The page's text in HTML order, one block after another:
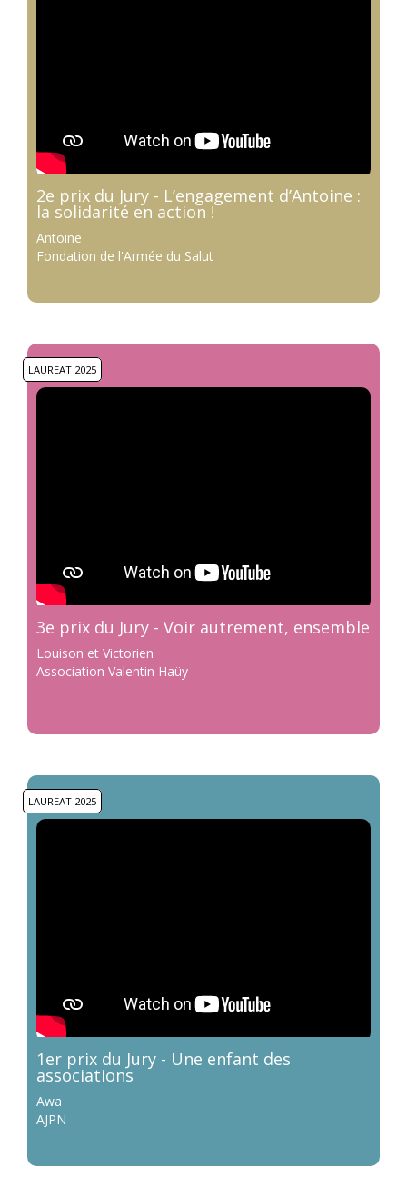
2e prix du Jury - L’engagement d’Antoine :
la solidarité en action !
Antoine
Fondation de l'Armée du Salut
LAUREAT 2025
3e prix du Jury - Voir autrement, ensemble
Louison et Victorien
Association Valentin Haüy
LAUREAT 2025
1er prix du Jury - Une enfant des
associations
Awa
AJPN